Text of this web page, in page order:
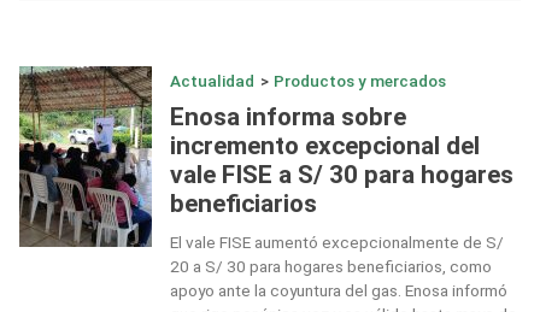
Actualidad > Productos y mercados
Enosa informa sobre
incremento excepcional del
vale FISE a S/ 30 para hogares
beneficiarios
El vale FISE aumentó excepcionalmente de S/
20 a S/ 30 para hogares beneficiarios, como
apoyo ante la coyuntura del gas. Enosa informó